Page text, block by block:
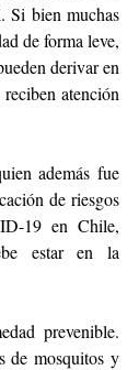
Si bien muchas
de forma leve,
derivar en
atención
además fue
de riesgos
19 en Chile,
estar en la
prevenible.
de mosquitos y